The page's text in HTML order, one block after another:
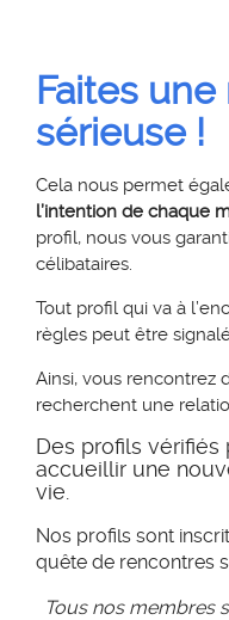
Faites
sérieuse !
Cela nous permet
l’intention de chaque
profil, nous vous
célibataires.
Tout profil qui va à
règles peut être
Ainsi, vous rencontrez
recherchent une
Des profils vérifiés
accueillir une
vie.
Nos profils sont
quête de rencontres
Tous nos membres